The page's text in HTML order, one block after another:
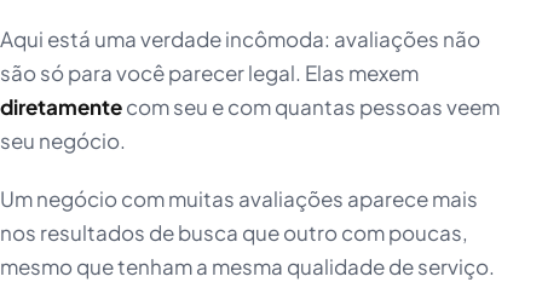
Aqui está uma verdade incômoda: avaliações não
são só para você parecer legal. Elas mexem
diretamentecom seu e com quantas pessoas veem
seu negócio.
Um negócio com muitas avaliações aparece mais
nos resultados de busca que outro com poucas,
mesmo que tenham a mesma qualidade de serviço.